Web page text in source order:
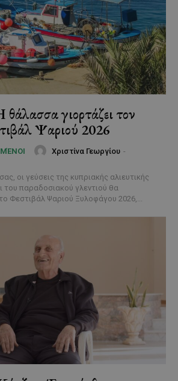
γιορτάζει τον
Ψαριού 2026
Χριστίνα Γεωργίου -
οι γεύσεις της κυπριακής αλιευτικής
του παραδοσιακού γλεντιού θα
Φεστιβάλ Ψαριού Ξυλοφάγου 2026,...